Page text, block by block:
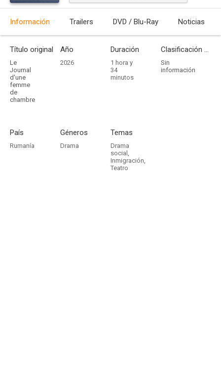
Información Trailers DVD / Blu-Ray Noticias
Título original
Le
Journal
d'une
femme
de
chambre
Año
2026
Duración
1 hora y
34
minutos
Clasificación por edades
Sin
información
País
Rumanía
Géneros
Drama
Temas
Drama
social ,
Inmigración,
Teatro